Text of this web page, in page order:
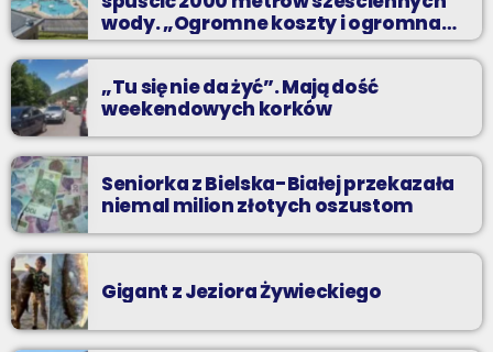
wody. „Ogromne koszty i ogromna
praca”
„Tu się nie da żyć”. Mają dość
weekendowych korków
Seniorka z Bielska-Białej przekazała
niemal milion złotych oszustom
Gigant z Jeziora Żywieckiego